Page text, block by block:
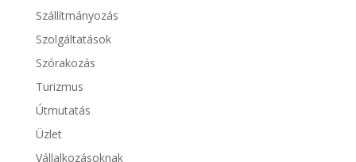
Szállítmányozás
Szolgáltatások
Szórakozás
Turizmus
Útmutatás
Üzlet
Vállalkozásoknak